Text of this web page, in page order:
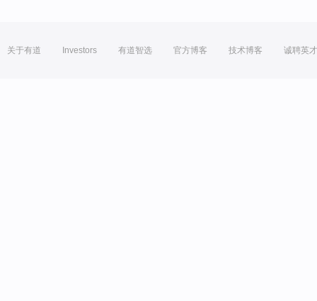
关于有道 Investors 有道智选 官方博客 技术博客 诚聘英才